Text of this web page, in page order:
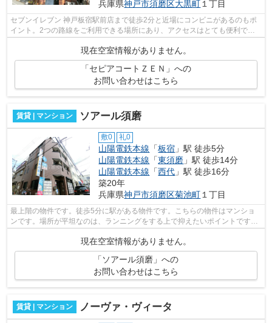
兵庫県神戸市須磨区大黒町１丁目
セブンイレブン 神戸板宿駅前店まで徒歩2分と近場にコンビニがあるのもポ
イント。2つの路線をご利用できる場所にあり、アクセスはとても便利で
現在空室情報がありません。
「セピアコートＺＥＮ」への
お問い合わせはこちら
賃貸 | マンション ソアール須磨
敷0 礼0
山陽電鉄本線 「板宿 」駅 徒歩5分
山陽電鉄本線 「東須磨 」駅 徒歩14分
山陽電鉄本線 「西代 」駅 徒歩16分
築20年
兵庫県神戸市須磨区菊池町 １丁目
最上階の物件です。徒歩5分に駅がある物件です。こちらの物件はマンショ
ンです。場所が平坦なのは、ランニングをする上で抑えたいポイントです
ね。不動産について分からない事も、豊富...
現在空室情報がありません。
「ソアール須磨」への
お問い合わせはこちら
賃貸 | マンション ノーヴァ・ヴィータ